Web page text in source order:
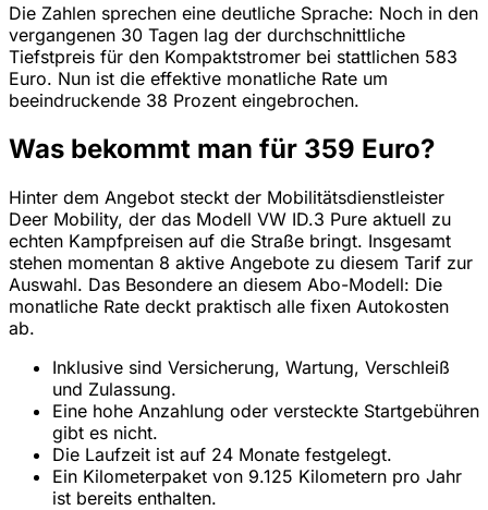
Die Zahlen sprechen eine deutliche Sprache: Noch in den
vergangenen 30 Tagen lag der durchschnittliche
Tiefstpreis für den Kompaktstromer bei stattlichen 583
Euro. Nun ist die effektive monatliche Rate um
beeindruckende 38 Prozent eingebrochen.
Was bekommt man für 359 Euro?
Hinter dem Angebot steckt der Mobilitätsdienstleister
Deer Mobility, der das Modell VW ID.3 Pure aktuell zu
echten Kampfpreisen auf die Straße bringt. Insgesamt
stehen momentan 8 aktive Angebote zu diesem Tarif zur
Auswahl. Das Besondere an diesem Abo-Modell: Die
monatliche Rate deckt praktisch alle fixen Autokosten
ab.
Inklusive sind Versicherung, Wartung, Verschleiß
und Zulassung.
Eine hohe Anzahlung oder versteckte Startgebühren
gibt es nicht.
Die Laufzeit ist auf 24 Monate festgelegt.
Ein Kilometerpaket von 9.125 Kilometern pro Jahr
ist bereits enthalten.